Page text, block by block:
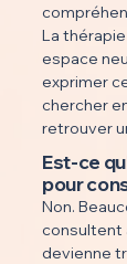
La
espace
exprimer
chercher
retrouver
Est-ce
pour
Non.
consultent
devienne